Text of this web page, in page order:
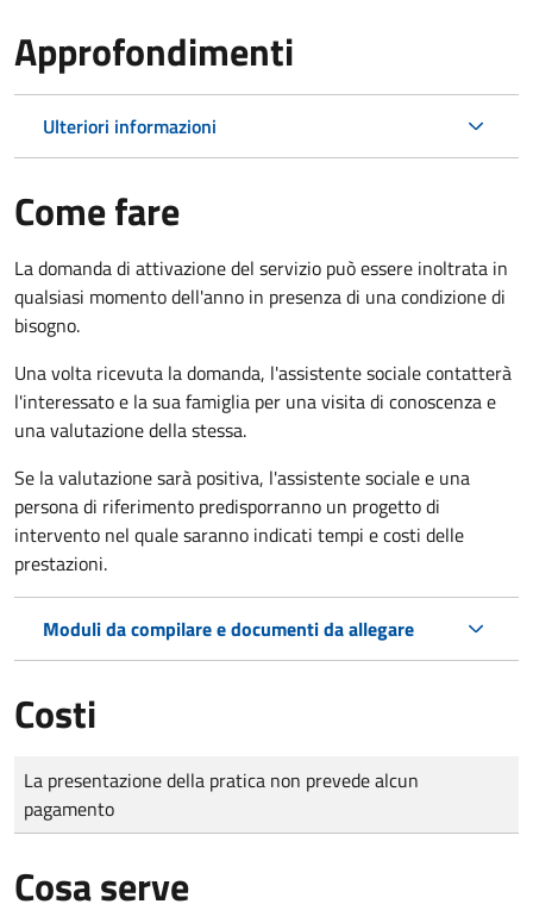
Approfondimenti
Ulteriori informazioni
Come fare
La domanda di attivazione del servizio può essere inoltrata in
qualsiasi momento dell'anno in presenza di una condizione di
bisogno.
Una volta ricevuta la domanda, l'assistente sociale contatterà
l'interessato e la sua famiglia per una visita di conoscenza e
una valutazione della stessa.
Se la valutazione sarà positiva, l'assistente sociale e una
persona di riferimento predisporranno un progetto di
intervento nel quale saranno indicati tempi e costi delle
prestazioni.
Moduli da compilare e documenti da allegare
Costi
Tipo di pagamento
Importo
La presentazione della pratica non prevede alcun
pagamento
Cosa serve